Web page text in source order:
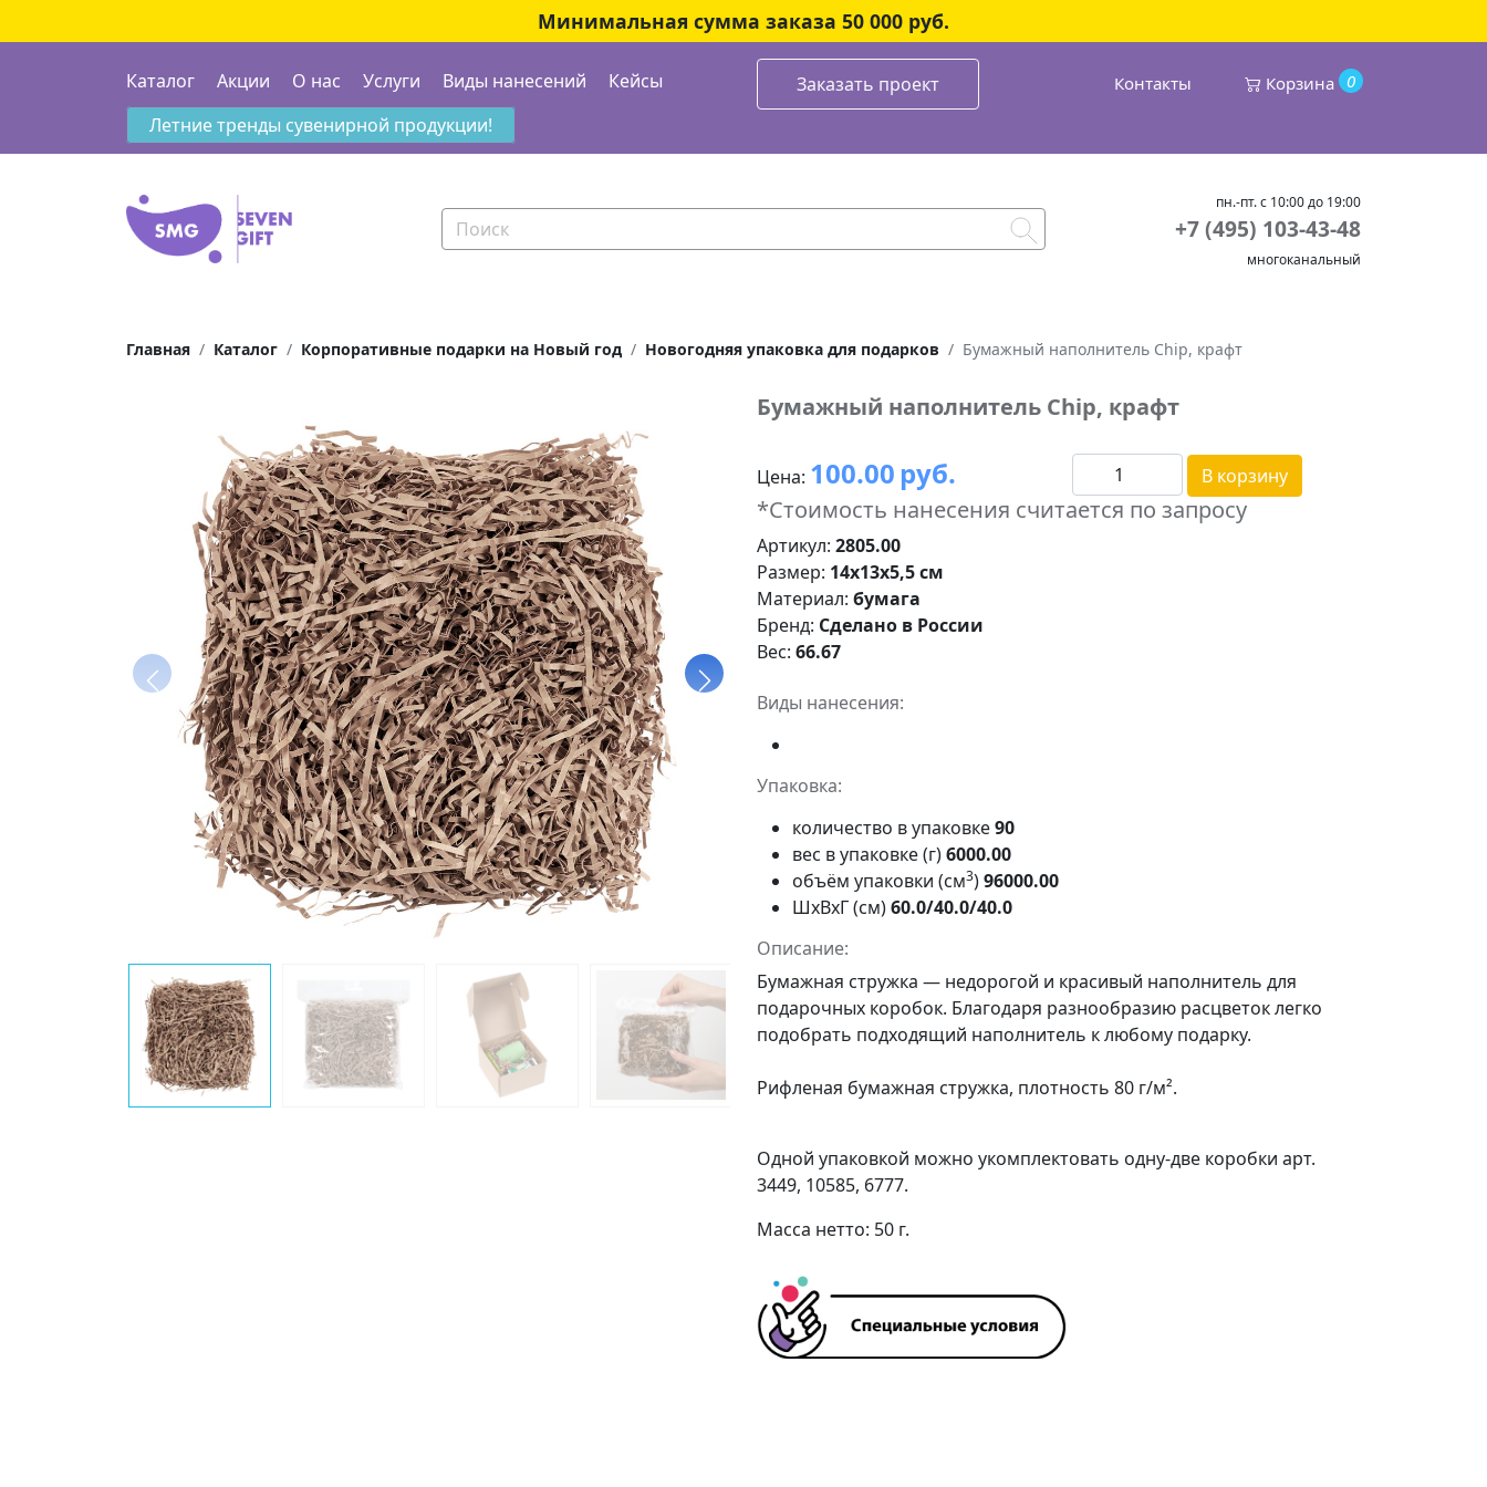
Минимальная сумма заказа 50 000 руб.
Каталог Акции О нас Услуги Виды нанесений Кейсы Заказать проект Контакты 0
Корзина
Летние тренды сувенирной продукции!
пн.-пт. с 10:00 до 19:00
+7 (495) 103-43-48
многоканальный
Главная Каталог Корпоративные подарки на Новый год Новогодняя упаковка для подарков Бумажный наполнитель Chip, крафт
Бумажный наполнитель Chip, крафт
Цена: 100.00 руб. В корзину
*Стоимость нанесения считается по запросу
Артикул: 2805.00
Размер: 14х13х5,5 см
Материал: бумага
Бренд: Сделано в России
Вес: 66.67
Виды нанесения:
Упаковка:
количество в упаковке90
вес в упаковке (г)6000.00
объём упаковки (см3)96000.00
ШxВxГ (см)60.0/40.0/40.0
Описание:
Бумажная стружка — недорогой и красивый наполнитель для
подарочных коробок. Благодаря разнообразию расцветок легко
подобрать подходящий наполнитель к любому подарку.
Рифленая бумажная стружка, плотность 80 г/м².
Одной упаковкой можно укомплектовать одну-две коробки арт.
3449, 10585, 6777.
Масса нетто: 50 г.